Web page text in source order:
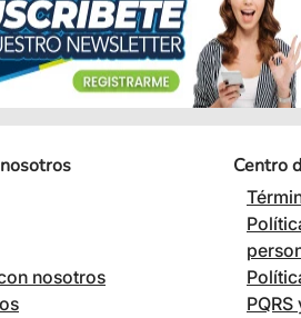
nosotros
Centro